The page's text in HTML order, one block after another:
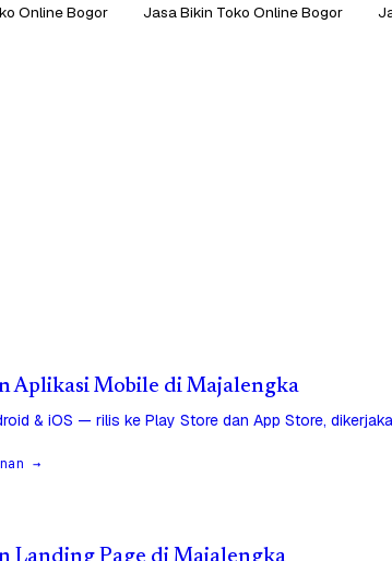
Online Bogor Jasa Bikin Toko Online Bogor
Aplikasi Mobile di Majalengka
& iOS — rilis ke Play Store dan App Store,
→